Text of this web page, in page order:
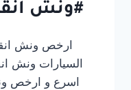
#ونش
ارخص ونش
السيارات ونش
اسرع و ارخص